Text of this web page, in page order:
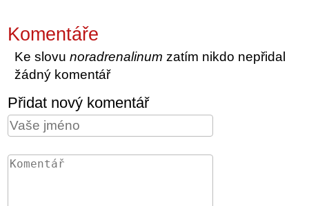
Komentáře
Ke slovunoradrenalinum zatím nikdo nepřidal
žádný komentář
Přidat nový komentář